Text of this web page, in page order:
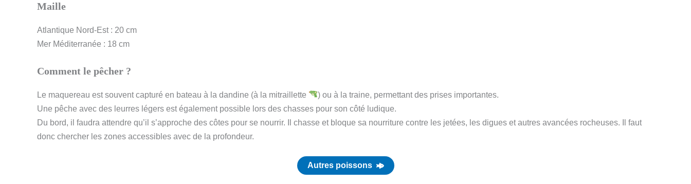
Maille
Atlantique Nord-Est : 20 cm
Mer Méditerranée : 18 cm
Comment le pêcher ?
Le maquereau est souvent capturé en bateau à la dandine (à la mitraillette
) ou à la traine, permettant des prises importantes.
Une pêche avec des leurres légers est également possible lors des chasses pour son côté ludique.
Du bord, il faudra attendre qu’il s’approche des côtes pour se nourrir. Il chasse et bloque sa nourriture contre les jetées, les digues et autres avancées rocheuses. Il faut
donc chercher les zones accessibles avec de la profondeur.
Autres poissons